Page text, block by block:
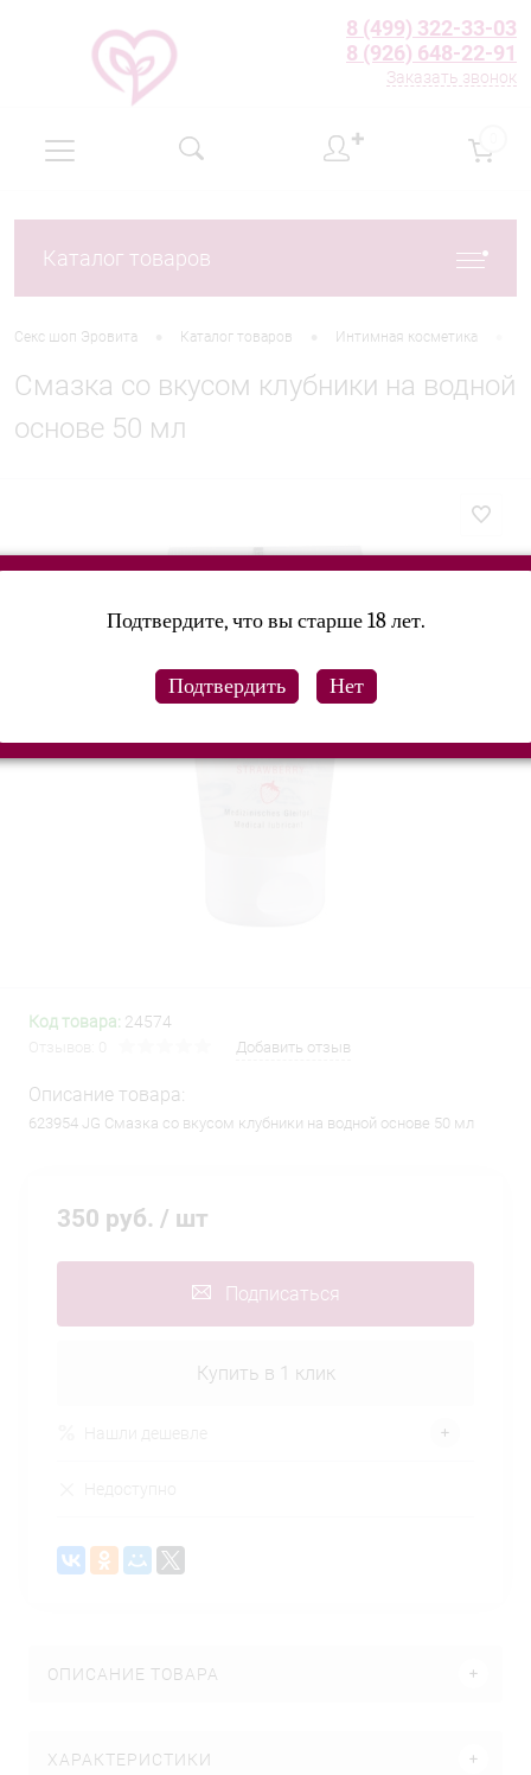
8 (499) 322-33-03
8 (926) 648-22-91
Заказать звонок
✚
Каталог товаров
Секс шоп Эровита Каталог товаров Интимная косметика
Смазка со вкусом клубники на водной
основе 50 мл
Код товара: 24574
Добавить отзыв
Описание товара:
623954 JG Смазка со вкусом клубники на водной основе 50 мл
350 руб. / шт
Подписаться
Купить в 1 клик
ОПИСАНИЕ ТОВАРА
ХАРАКТЕРИСТИКИ
Подтвердите, что вы старше 18 лет.